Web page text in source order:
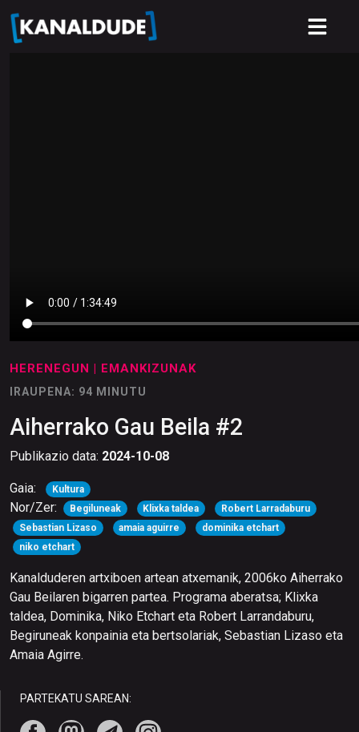
HERENEGUN | EMANKIZUNAK
IRAUPENA: 94 MINUTU
Aiherrako Gau Beila #2
Publikazio data: 2024-10-08
Gaia: Kultura
Nor/Zer: Begiluneak Klixka taldea
Robert Larradaburu
Sebastian Lizaso
amaia aguirre
dominika etchart
niko etchart
Kanalduderen artxiboen artean atxemanik, 2006ko Aiherrako
Gau Beilaren bigarren partea. Programa aberatsa; Klixka
taldea, Dominika, Niko Etchart eta Robert Larrandaburu,
Begiruneak konpainia eta bertsolariak, Sebastian Lizaso eta
Amaia Agirre.
PARTEKATU SAREAN: